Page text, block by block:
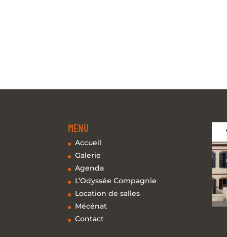
MENU
Accueil
Galerie
Agenda
L’Odyssée Compagnie
Location de salles
Mécénat
Contact